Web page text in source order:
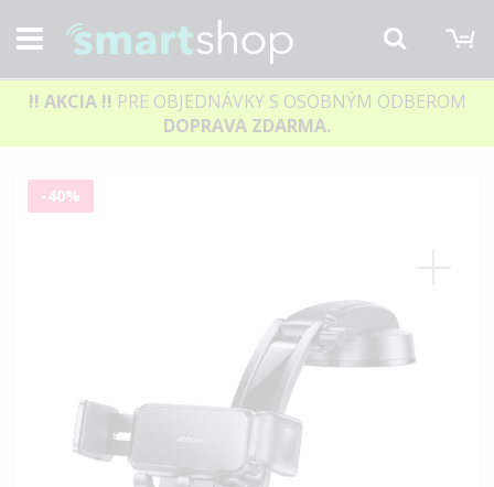
Hľadať
!! AKCIA !! PRE OBJEDNÁVKY S OSOBNÝM ODBEROM
DOPRAVA ZDARMA.
Preskočiť
-40%